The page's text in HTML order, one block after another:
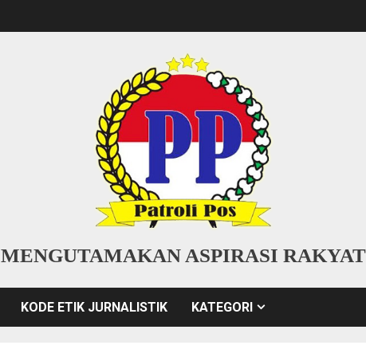
MENGUTAMAKAN ASPIRASI RAKYAT
KODE ETIK JURNALISTIK KATEGORI